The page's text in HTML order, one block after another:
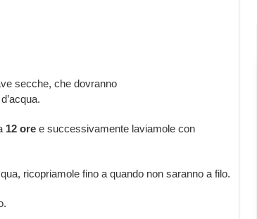
secche, che dovranno
12 oree successivamente laviamole con
ricopriamole fino a quando non saranno a filo.